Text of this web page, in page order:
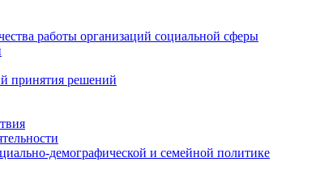
работы организаций социальной сферы
принятия решений
демографической и семейной политике